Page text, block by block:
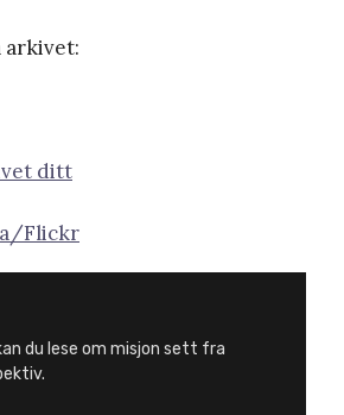
arkivet:
ditt
Flickr
du lese om misjon sett fra